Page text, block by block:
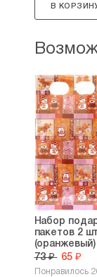
В
Набор
пакетов 2 шт
(оранжевый)
73 ₽ 65 ₽
Понравилось